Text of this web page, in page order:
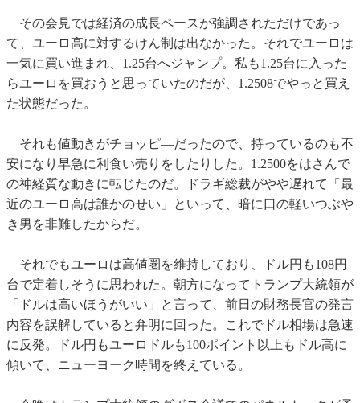
その会見では経済の成長ペースが強調されただけであっ
て、ユーロ高に対するけん制は出なかった。それでユーロは
一気に買い進まれ、1.25台へジャンプ。私も1.25台に入った
らユーロを買おうと思っていたのだが、1.2508でやっと買え
た状態だった。
それも値動きがチョッピ―だったので、持っているのも不
安になり早急に利食い売りをしたりした。1.2500をはさんで
の神経質な動きに転じたのだ。ドラギ総裁がやや遅れて「最
近のユーロ高は誰かのせい」といって、暗に口の軽いつぶや
き男を非難したからだ。
それでもユーロは高値圏を維持しており、ドル円も108円
台で定着しそうに思われた。朝方になってトランプ大統領が
「ドルは高いほうがいい」と言って、前日の財務長官の発言
内容を誤解していると弁明に回った。これでドル相場は急速
に反発。ドル円もユーロドルも100ポイント以上もドル高に
傾いて、ニューヨーク時間を終えている。